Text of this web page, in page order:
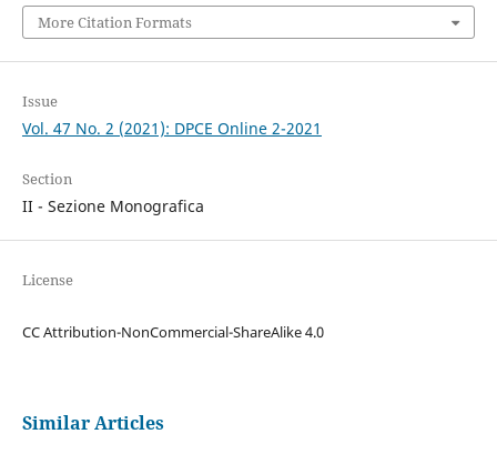
More Citation Formats
Issue
Vol. 47 No. 2 (2021): DPCE Online 2-2021
Section
II - Sezione Monografica
License
CC Attribution-NonCommercial-ShareAlike 4.0
Similar Articles